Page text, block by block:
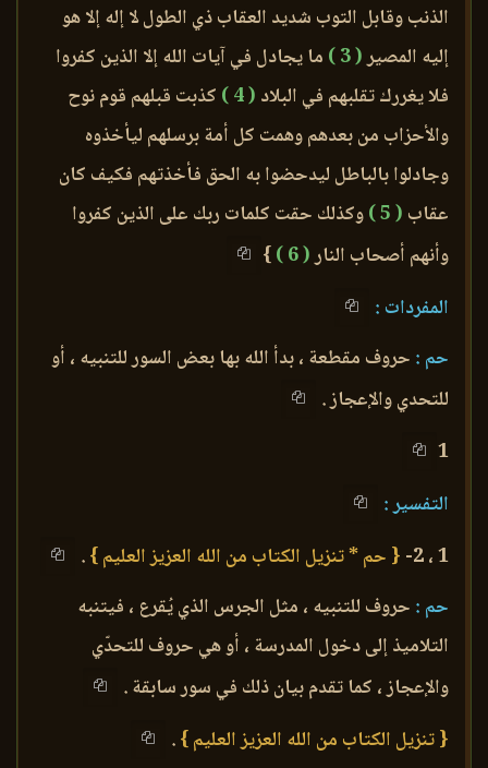
الذنب وقابل التوب شديد العقاب ذي الطول لا إله إلا هو
إليه المصير( 3 )
ما يجادل في آيات الله إلا الذين كفروا
فلا يغررك تقلبهم في البلاد ( 4 )
كذبت قبلهم قوم نوح
والأحزاب من بعدهم وهمت كل أمة برسلهم ليأخذوه
وجادلوا بالباطل ليدحضوا به الحق فأخذتهم فكيف كان
عقاب ( 5 )
وكذلك حقت كلمات ربك على الذين كفروا
وأنهم أصحاب النار( 6 )
}
المفردات :
حم : حروف مقطعة ، بدأ الله بها بعض السور للتنبيه ، أو
للتحدي والإعجاز .
1
التفسير :
1 ، 2-
{ حم * تنزيل الكتاب من الله العزيز العليم }.
حم : حروف للتنبيه ، مثل الجرس الذي يُقرع ، فيتنبه
التلاميذ إلى دخول المدرسة ، أو هي حروف للتحدّي
والإعجاز ، كما تقدم بيان ذلك في سور سابقة .
{ تنزيل الكتاب من الله العزيز العليم }.